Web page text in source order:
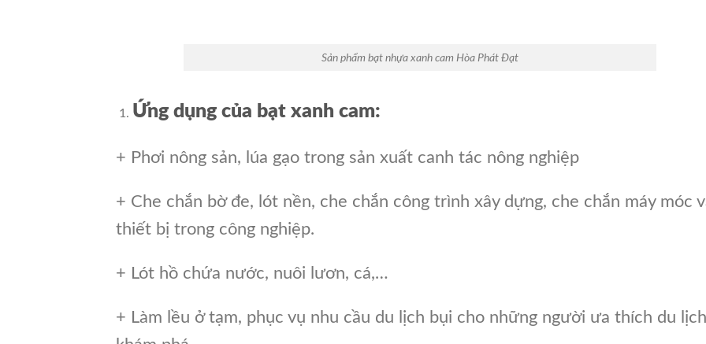
Sản phẩm bạt nhựa xanh cam Hòa Phát Đạt
Ứng dụng của bạt xanh cam:
+ Phơi nông sản, lúa gạo trong sản xuất canh tác nông nghiệp
+ Che chắn bờ đe, lót nền, che chắn công trình xây dựng, che chắn máy móc
thiết bị trong công nghiệp.
+ Lót hồ chứa nước, nuôi lươn, cá,…
+ Làm lều ở tạm, phục vụ nhu cầu du lịch bụi cho những người ưa thích du lịch